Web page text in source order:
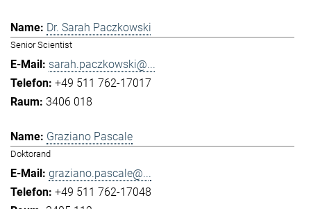
Dr. Sarah Paczkowski
Senior Scientist
sarah.paczkowski@...
+49 511 762-17017
3406 018
Graziano Pascale
Doktorand
graziano.pascale@...
+49 511 762-17048